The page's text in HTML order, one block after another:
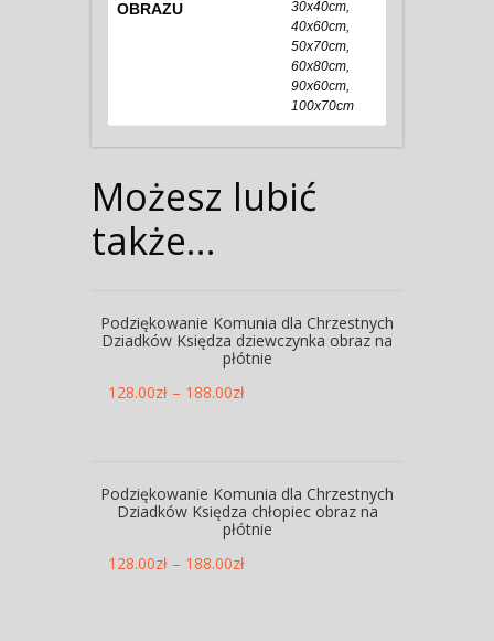
OBRAZU
30x40cm,
40x60cm,
50x70cm,
60x80cm,
90x60cm,
100x70cm
Możesz lubić
także…
Podziękowanie Komunia dla Chrzestnych
Dziadków Księdza dziewczynka obraz na
płótnie
128.00zł – 188.00zł
Podziękowanie Komunia dla Chrzestnych
Dziadków Księdza chłopiec obraz na
płótnie
128.00zł – 188.00zł